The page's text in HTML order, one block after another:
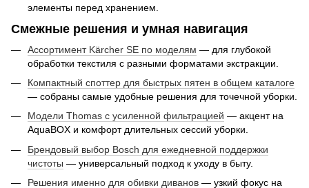
элементы перед хранением.
Смежные решения и умная навигация
Ассортимент Kärcher SE по моделям — для глубокой
обработки текстиля с разными форматами экстракции.
Компактный споттер для быстрых пятен в общем каталоге
— собраны самые удобные решения для точечной уборки.
Модели Thomas с усиленной фильтрацией — акцент на
AquaBOX и комфорт длительных сессий уборки.
Брендовый выбор Bosch для ежедневной поддержки
чистоты — универсальный подход к уходу в быту.
Решения именно для обивки диванов — узкий фокус на